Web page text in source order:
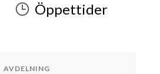
Öppettider
AVDELNING